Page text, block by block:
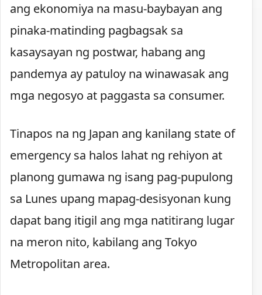
ang ekonomiya na masu-baybayan ang
pinaka-matinding pagbagsak sa
kasaysayan ng postwar, habang ang
pandemya ay patuloy na winawasak ang
mga negosyo at paggasta sa consumer.
Tinapos na ng Japan ang kanilang state of
emergency sa halos lahat ng rehiyon at
planong gumawa ng isang pag-pupulong
sa Lunes upang mapag-desisyonan kung
dapat bang itigil ang mga natitirang lugar
na meron nito, kabilang ang Tokyo
Metropolitan area.